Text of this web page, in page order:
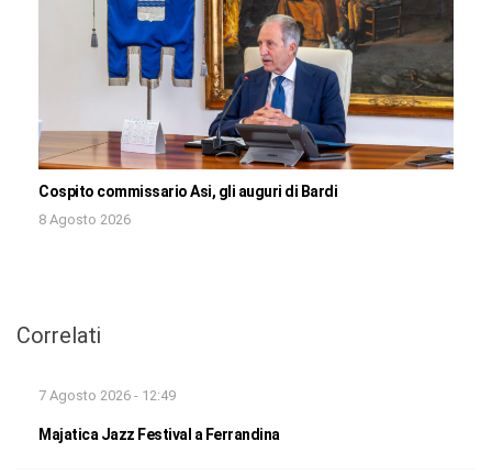
Cospito commissario Asi, gli auguri di Bardi
8 Agosto 2026
Correlati
7 Agosto 2026 - 12:49
Majatica Jazz Festival a Ferrandina